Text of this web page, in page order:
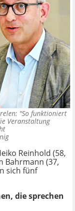
"So funktioniert
Veranstaltung
Reinhold (58,
Bahrmann (37,
sich fünf
die sprechen